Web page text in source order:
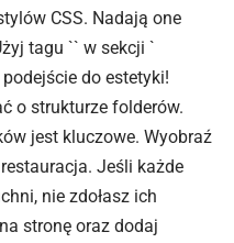
CSS. Nadają one
tagu `` w sekcji `
do estetyki!
o strukturze folderów.
jest kluczowe. Wyobraź
Jeśli każde
nie zdołasz ich
stronę oraz dodaj